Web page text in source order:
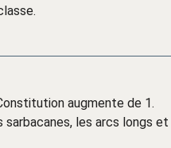
augmente de 1.
les arcs longs et